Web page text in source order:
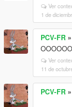
Ver
1 de
PCV-FR »
Ver
11 de
PCV-FR »